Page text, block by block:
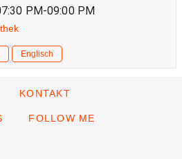
PM-09:00 PM
Englisch
KONTAKT
FOLLOW ME